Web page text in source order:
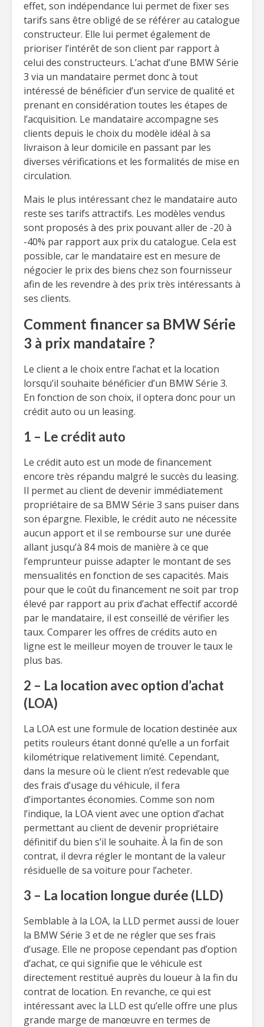
effet, son indépendance lui permet de fixer ses
tarifs sans être obligé de se référer au catalogue
constructeur. Elle lui permet également de
prioriser l’intérêt de son client par rapport à
celui des constructeurs. L’achat d’une BMW Série
3 via un mandataire permet donc à tout
intéressé de bénéficier d’un service de qualité et
prenant en considération toutes les étapes de
l’acquisition. Le mandataire accompagne ses
clients depuis le choix du modèle idéal à sa
livraison à leur domicile en passant par les
diverses vérifications et les formalités de mise en
circulation.
Mais le plus intéressant chez le mandataire auto
reste ses tarifs attractifs. Les modèles vendus
sont proposés à des prix pouvant aller de -20 à
-40% par rapport aux prix du catalogue. Cela est
possible, car le mandataire est en mesure de
négocier le prix des biens chez son fournisseur
afin de les revendre à des prix très intéressants à
ses clients.
Comment financer sa BMW Série
3 à prix mandataire ?
Le client a le choix entre l’achat et la location
lorsqu’il souhaite bénéficier d’un BMW Série 3.
En fonction de son choix, il optera donc pour un
crédit auto ou un leasing.
1 – Le crédit auto
Le crédit auto est un mode de financement
encore très répandu malgré le succès du leasing.
Il permet au client de devenir immédiatement
propriétaire de sa BMW Série 3 sans puiser dans
son épargne. Flexible, le crédit auto ne nécessite
aucun apport et il se rembourse sur une durée
allant jusqu’à 84 mois de manière à ce que
l’emprunteur puisse adapter le montant de ses
mensualités en fonction de ses capacités. Mais
pour que le coût du financement ne soit par trop
élevé par rapport au prix d’achat effectif accordé
par le mandataire, il est conseillé de vérifier les
taux. Comparer les offres de crédits auto en
ligne est le meilleur moyen de trouver le taux le
plus bas.
2 – La location avec option d’achat
(LOA)
La LOA est une formule de location destinée aux
petits rouleurs étant donné qu’elle a un forfait
kilométrique relativement limité. Cependant,
dans la mesure où le client n’est redevable que
des frais d’usage du véhicule, il fera
d’importantes économies. Comme son nom
l’indique, la LOA vient avec une option d’achat
permettant au client de devenir propriétaire
définitif du bien s’il le souhaite. À la fin de son
contrat, il devra régler le montant de la valeur
résiduelle de sa voiture pour l’acheter.
3 – La location longue durée (LLD)
Semblable à la LOA, la LLD permet aussi de louer
la BMW Série 3 et de ne régler que ses frais
d’usage. Elle ne propose cependant pas d’option
d’achat, ce qui signifie que le véhicule est
directement restitué auprès du loueur à la fin du
contrat de location. En revanche, ce qui est
intéressant avec la LLD est qu’elle offre une plus
grande marge de manœuvre en termes de